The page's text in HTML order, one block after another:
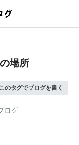
場所
このタグでブログを書く
ログ